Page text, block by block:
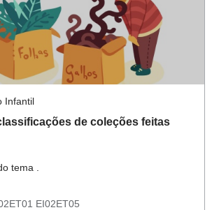
Infantil
de coleções feitas
tema .
EI02ET05